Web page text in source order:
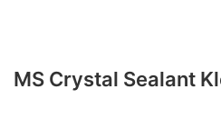
MS Crystal Sealant